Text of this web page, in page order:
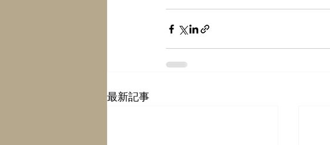
最新記事